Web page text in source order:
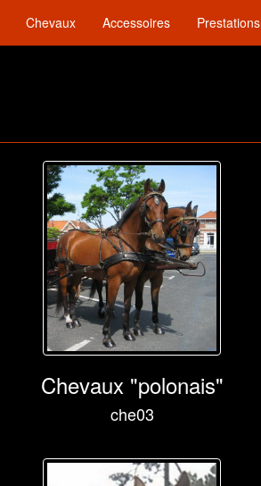
Chevaux Accessoires Prestations
Chevaux "polonais"
che03